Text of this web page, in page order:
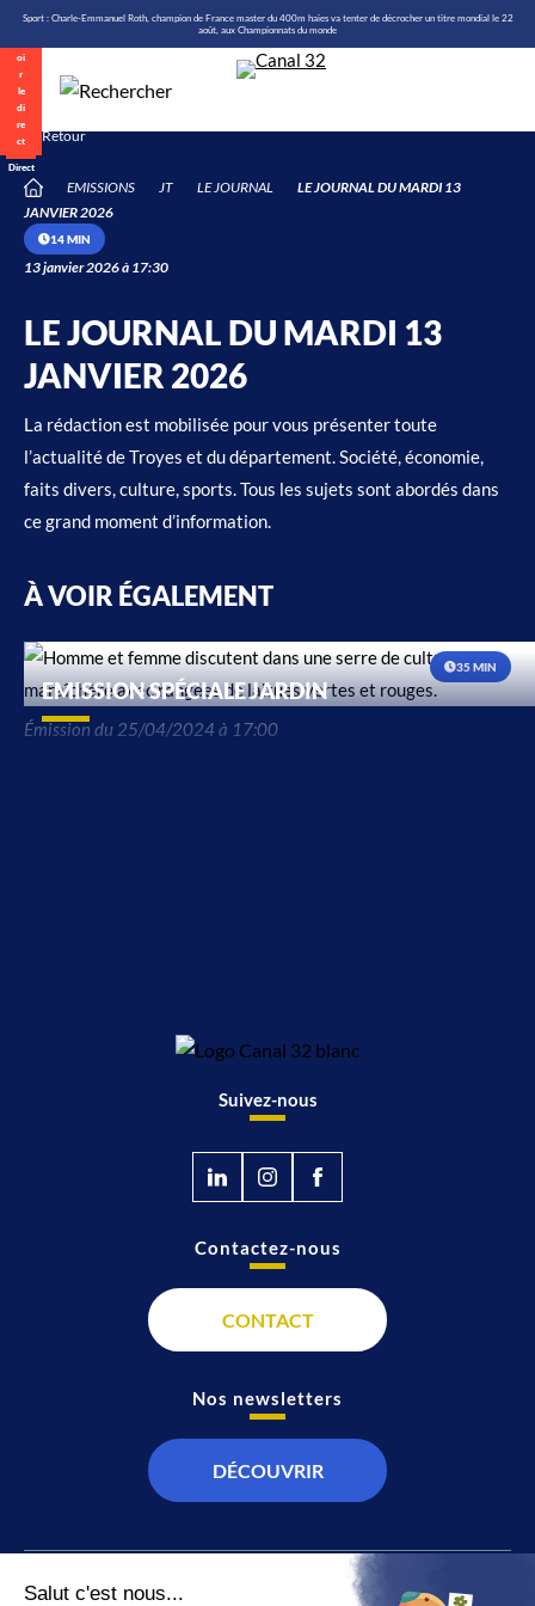
Aller
au
contenu
Sport : Charle-Emmanuel Roth, champion de France master du 400m haies va tenter de décrocher un titre mondial le 22
août, aux Championnats du monde
Direct
Retour
EMISSIONS JT LE JOURNAL
LE JOURNAL DU MARDI 13
JANVIER 2026
/
14 MIN
13 janvier 2026 à 17:30
LE JOURNAL DU MARDI 13
JANVIER 2026
La rédaction est mobilisée pour vous présenter toute
l’actualité de Troyes et du département. Société, économie,
faits divers, culture, sports. Tous les sujets sont abordés dans
ce grand moment d’information.
À VOIR ÉGALEMENT
35 MIN
EMISSION SPÉCIALE JARDIN
Émission du 25/04/2024 à 17:00
Suivez-nous
JT
Contactez-nous
CONTACT
Nos newsletters
DÉCOUVRIR